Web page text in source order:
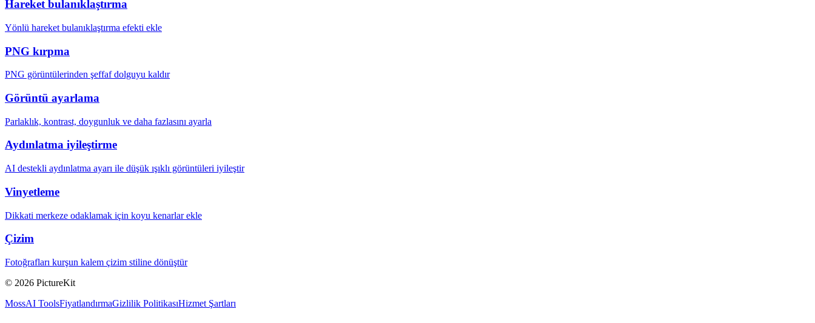
Hareket bulanıklaştırma
Yönlü hareket bulanıklaştırma efekti ekle
PNG kırpma
PNG görüntülerinden şeffaf dolguyu kaldır
Görüntü ayarlama
Parlaklık, kontrast, doygunluk ve daha fazlasını ayarla
Aydınlatma iyileştirme
AI destekli aydınlatma ayarı ile düşük ışıklı görüntüleri iyileştir
Vinyetleme
Dikkati merkeze odaklamak için koyu kenarlar ekle
Çizim
Fotoğrafları kurşun kalem çizim stiline dönüştür
© 2026 PictureKit
MossAI ToolsFiyatlandırmaGizlilik PolitikasıHizmet Şartları